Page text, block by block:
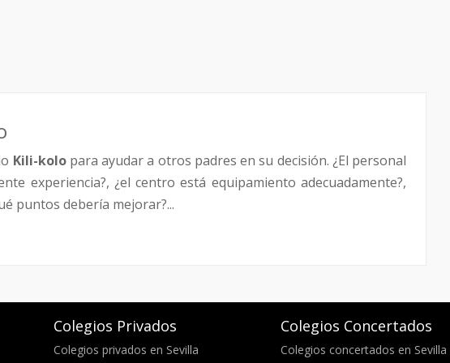
Kili-kolopara ayudar a otros padres en su decisión. ¿El personal
experiencia?, ¿el centro está equipamiento adecuadamente?,
puntos debería mejorar?...
Colegios Privados
Colegios privados en Sevilla
Colegios Concertados
Colegios concertados en Sevilla